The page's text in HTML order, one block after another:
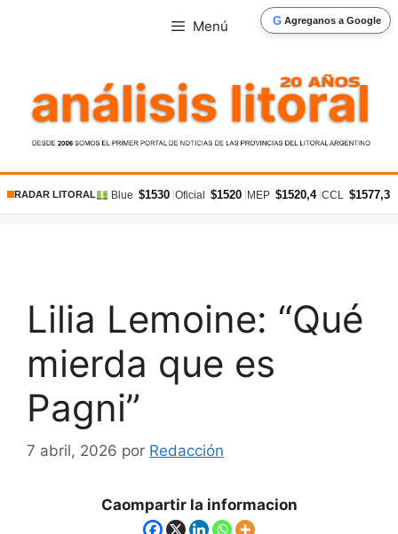
G Agreganos a Google
Menú
RADAR LITORAL Blue $1530 Oficial $1520 MEP $1520,4 CCL $1577,3
Lilia Lemoine: “Qué
mierda que es
Pagni”
7 abril, 2026 por Redacción
Caompartir la informacion